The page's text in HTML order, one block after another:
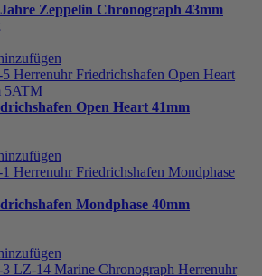
Zeppelin Chronograph 43mm
Open Heart 41mm
Mondphase 40mm